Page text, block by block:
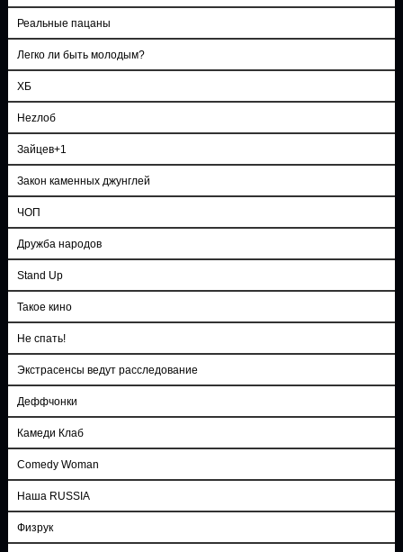
Реальные пацаны
Легко ли быть молодым?
ХБ
Неzлоб
Зайцев+1
Закон каменных джунглей
ЧОП
Дружба народов
Stand Up
Такое кино
Не спать!
Экстрасенсы ведут расследование
Деффчонки
Камеди Клаб
Comedy Woman
Наша RUSSIA
Физрук